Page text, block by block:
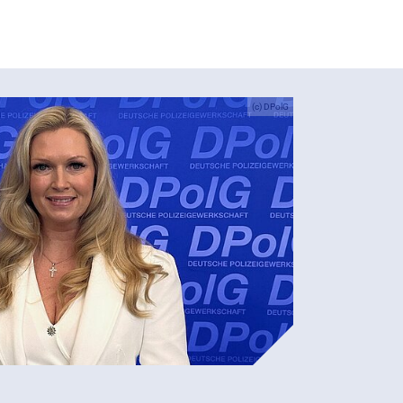
(c) DPolG